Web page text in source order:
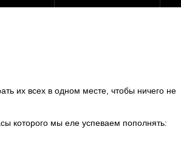
их всех в одном месте, чтобы ничего не
которого мы еле успеваем пополнять: